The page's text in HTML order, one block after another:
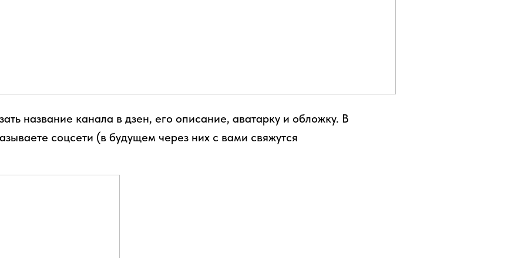
название канала в дзен, его описание, аватарку и обложку. В
соцсети (в будущем через них с вами свяжутся